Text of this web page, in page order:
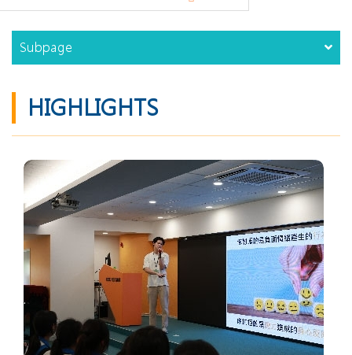
Subpage
HIGHLIGHTS